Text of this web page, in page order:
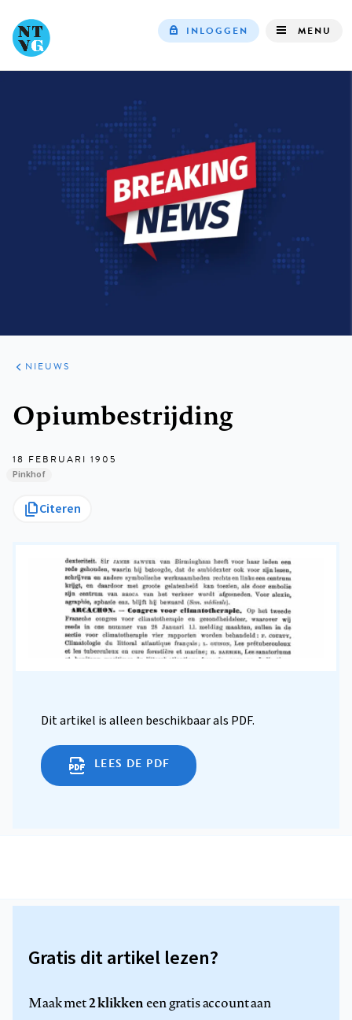
INLOGGEN MENU
ARTIKELEN
HET
KORT
NIEUWS
Opiumbestrijding
18 FEBRUARI 1905
Pinkhof
Citeren
Dit artikel is alleen beschikbaar als PDF.
LEES DE PDF
Gratis dit artikel lezen?
Maak met2 klikkeneen gratis account aan